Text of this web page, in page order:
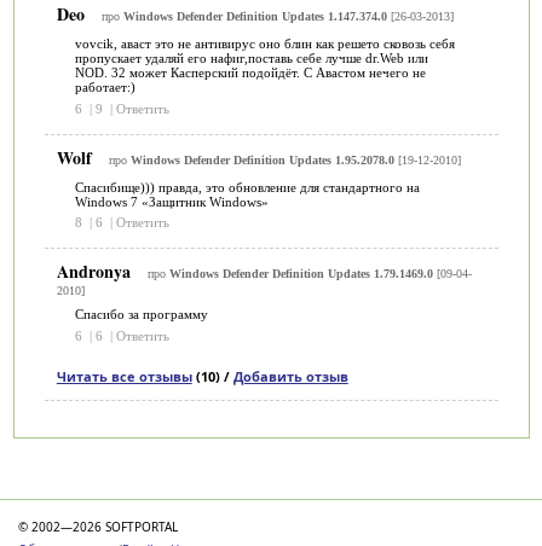
Deo про Windows Defender Definition Updates 1.147.374.0[26-03-2013]
vovcik, аваст это не антивирус оно блин как решето сковозь себя
пропускает удаляй его нафиг,поставь себе лучше dr.Web или
NOD. 32 может Касперский подойдёт. С Авастом нечего не
работает:)
6
| 9 | Ответить
Wolf про Windows Defender Definition Updates 1.95.2078.0[19-12-2010]
Спасибище))) правда, это обновление для стандартного на
Windows 7 «Защитник Windows»
8
| 6 | Ответить
Andronya про Windows Defender Definition Updates 1.79.1469.0[09-04-
2010]
Спасибо за программу
6
| 6 | Ответить
Читать все отзывы(10) / Добавить отзыв
© 2002—2026 SOFTPORTAL